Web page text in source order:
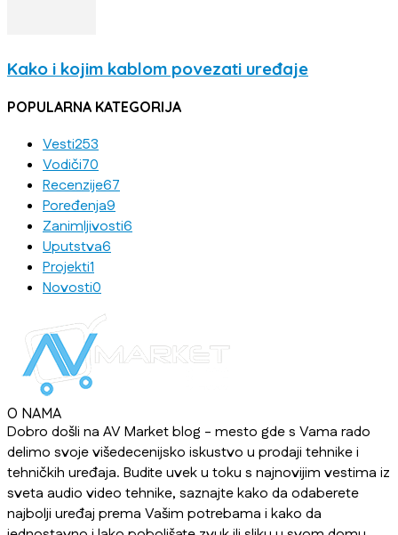
Kako i kojim kablom povezati uređaje
POPULARNA KATEGORIJA
Vesti253
Vodiči70
Recenzije67
Poređenja9
Zanimljivosti6
Uputstva6
Projekti1
Novosti0
O NAMA
Dobro došli na AV Market blog - mesto gde s Vama rado
delimo svoje višedecenijsko iskustvo u prodaji tehnike i
tehničkih uređaja. Budite uvek u toku s najnovijim vestima iz
sveta audio video tehnike, saznajte kako da odaberete
najbolji uređaj prema Vašim potrebama i kako da